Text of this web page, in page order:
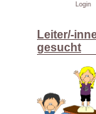
Login
Leiter/-
gesucht